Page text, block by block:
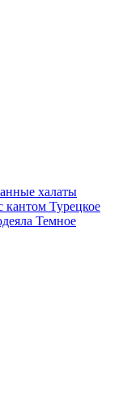
халаты
кантом Турецкое
Темное